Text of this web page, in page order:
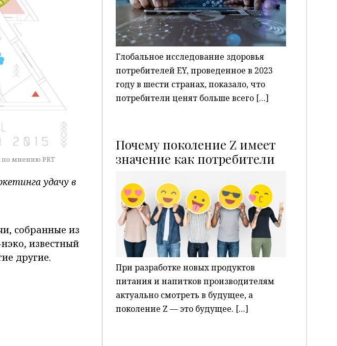
мнению PRT
удачу в
собранные из
известный
другие.
Глобальное исследование здоровья
потребителей EY, проведенное в 2023
году в шести странах, показало, что
потребители ценят больше всего […]
Почему поколение Z имеет
значение как потребители
P
При разработке новых продуктов
питания и напитков производителям
актуально смотреть в будущее, а
поколение Z — это будущее. […]